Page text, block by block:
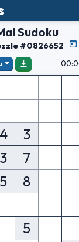
Sudoku
#0826652
4 3
3
7
5
8
5